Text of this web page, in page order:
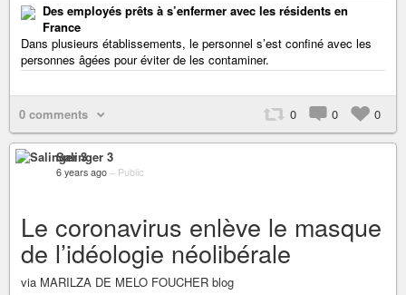
Des employés prêts à s’enfermer avec les résidents en
France
Dans plusieurs établissements, le personnel s’est confiné avec les
personnes âgées pour éviter de les contaminer.
0 comments 0 0 0
Salinger 3
6 years ago – Public
Le coronavirus enlève le masque
de l’idéologie néolibérale
via MARILZA DE MELO FOUCHER blog